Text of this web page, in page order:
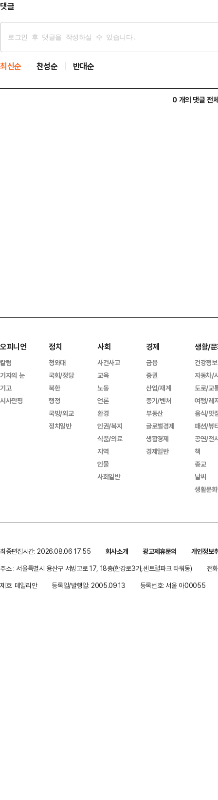
댓글
최신순 찬성순 반대순
0 개의 댓글 전
오피니언
칼럼
기자의 눈
기고
시사만평
정치
청와대
국회/정당
북한
행정
국방/외교
정치일반
사회
사건사고
교육
노동
언론
환경
인권/복지
식품/의료
지역
인물
사회일반
경제
금융
증권
산업/재계
중기/벤처
부동산
글로벌경제
생활경제
경제일반
생활/
건강정보
자동차/
도로/교
여행/레
음식/맛
패션/뷰
공연/전
책
종교
날씨
생활문
최종편집시간: 2026.08.06 17:55 회사소개 광고제휴문의
개인정보
주소 : 서울특별시 용산구 서빙고로 17, 18층(한강로3가,센트럴파크 타워동)
전
제호: 데일리안
등록일/발행일: 2005.09.13 등록번호: 서울 아00055